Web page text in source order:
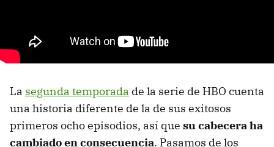
La segunda temporada de la serie de HBO cuenta
una historia diferente de la de sus exitosos
primeros ocho episodios, así que su cabecera ha
cambiado en consecuencia. Pasamos de los